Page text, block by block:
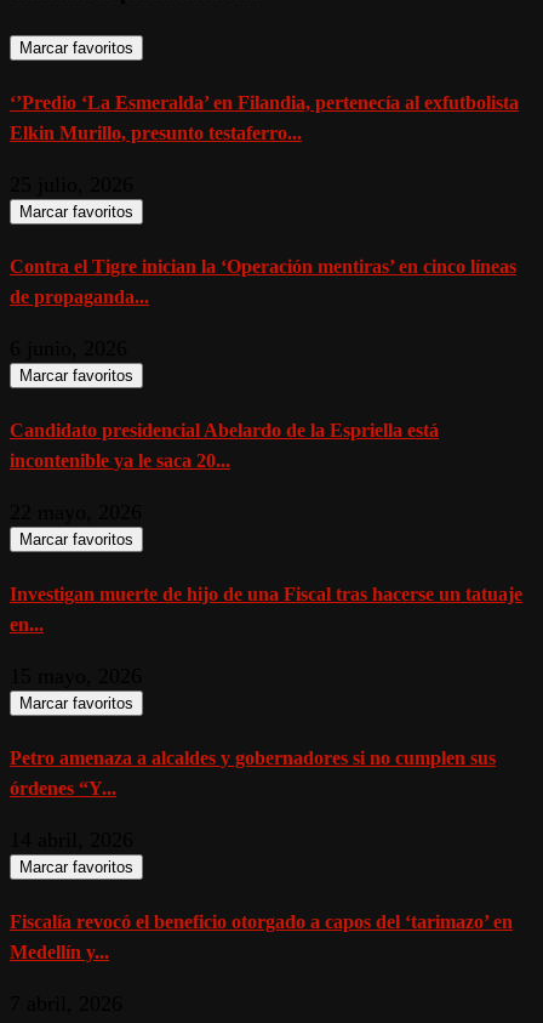
Marcar favoritos
‘’Predio ‘La Esmeralda’ en Filandia, pertenecía al exfutbolista
Elkin Murillo, presunto testaferro...
Marcar favoritos
Contra el Tigre inician la ‘Operación mentiras’ en cinco líneas
de propaganda...
Marcar favoritos
Candidato presidencial Abelardo de la Espriella está
incontenible ya le saca 20...
Marcar favoritos
Investigan muerte de hijo de una Fiscal tras hacerse un tatuaje
en...
Marcar favoritos
Petro amenaza a alcaldes y gobernadores si no cumplen sus
órdenes “Y...
Marcar favoritos
Fiscalía revocó el beneficio otorgado a capos del ‘tarimazo’ en
Medellín y...